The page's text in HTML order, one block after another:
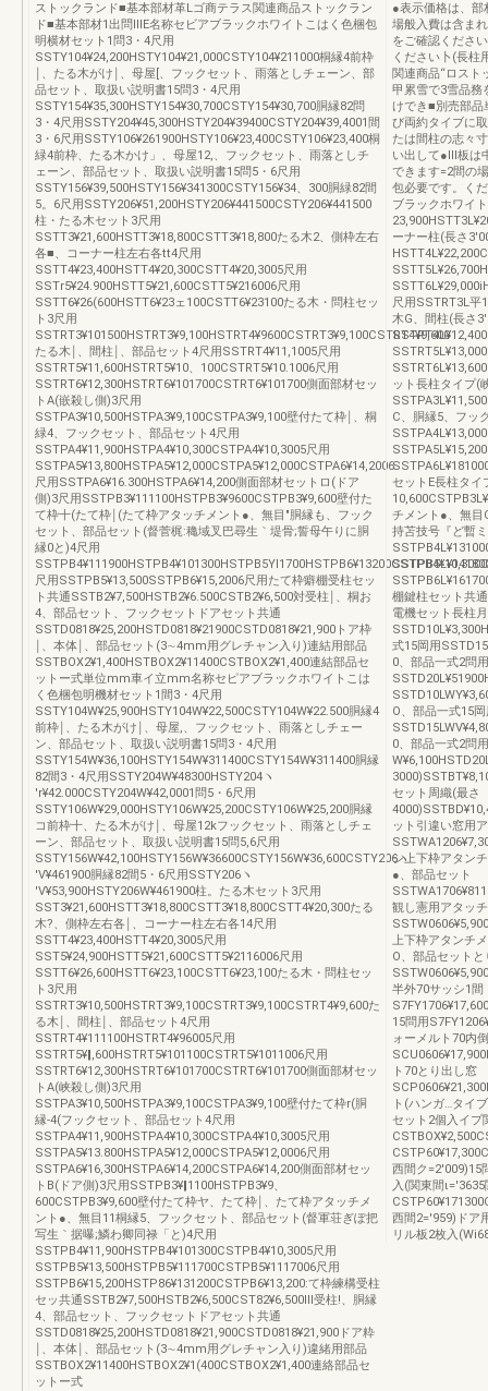
ストックランド■基本部材革Lゴ商テラス関連商品ストックラン
ド■基本部材1出問lllE名称セビアブラックホワイトこはく色梱包
明横材セット1問3・4尺用
SSTY104¥24,200HSTY104¥21,000CSTY104¥211000桐縁4前枠
￨、たる木がけ￨、母屋[、フックセット、雨落としチェーン、部
品セット、取扱い説明書15問3・4尺用
SSTY154¥35,300HSTY154¥30,700CSTY154¥30,700胴縁82問
3・4尺用SSTY204¥45,300HSTY204¥39400CSTY204¥39,4001間
3・6尺用SSTY106¥261900HSTY106¥23,400CSTY106¥23,400桐
緑4前枠、たる木かけ」、母屋12,、フックセット、雨落としチ
ェーン、部品セット、取扱い説明書15問5・6尺用
SSTY156¥39,500HSTY156¥341300CSTY156¥34、300胴緑82間
5。6尺用SSTY206¥51,200HSTY206¥441500CSTY206¥441500
柱・たる木セット3尺用
SSTT3¥21,600HSTT3¥18,800CSTT3¥18,800たる木2、側枠左右
各■、コーナー柱左右各tt4尺用
SSTT4¥23,400HSTT4¥20,300CSTT4¥20,3005尺用
SSTr5¥24.900HSTT5¥21,600CSTT5¥216006尺用
SSTT6¥26(600HSTT6¥23ェ100CSTT6¥23100たる木・問柱セッ
ト3尺用
SSTRT3¥101500HSTRT3¥9,100HSTRT4¥9600CSTRT3¥9,100CSTRT4¥9,600
たる木￨、間柱￨、部品セット4尺用SSTRT4¥11,1005尺用
SSTRT5¥11,600HSTRT5¥10、100CSTRT5¥10.1006尺用
SSTRT6¥12,300HSTRT6¥101700CSTRT6¥101700側面部材セッ
トA(嵌殺し側)3尺用
SSTPA3¥10,500HSTPA3¥9,100CSTPA3¥9,100壁付たて枠￨、桐
緑4、フックセット、部品セット4尺用
SSTPA4¥11,900HSTPA4¥10,300CSTPA4¥10,3005尺用
SSTPA5¥13,800HSTPA5¥12,000CSTPA5¥12,000CSTPA6¥14,2006
尺用SSTPA6¥16.300HSTPA6¥14,200側面部材セットロ(ドア
側)3尺用SSTPB3¥111100HSTPB3¥9600CSTPB3¥9,600壁付た
て枠十(たて枠￨(たて枠アタッチメント●、無目"胴縁も、フック
セット、部品セット(督菅梶:穐域叉巴尋生｀堤骨;誓母午りに胴
縁0と)4尺用
尺用SSTPB5¥13,500SSTPB6¥15,2006尺用たて枠癖棚受柱セッ
ト共通SSTB2¥7,500HSTB2¥6.500CSTB2¥6,500対受柱￨、桐お
4、部品セット、フックセットドアセット共通
SSTD0818¥25,200HSTD0818¥21900CSTD0818¥21,900トア枠
￨、本体￨、部品セット(3∼4mm用グレチャン入り)連結用部品
SSTBOX2¥1,400HSTBOX2¥11400CSTBOX2¥1,400連結部品セ
ットー式単位mm車イ立mm名称セピアブラックホワイトこは
く色梱包明機材セット1間3・4尺用
SSTY104W¥25,900HSTY104W¥22,500CSTY104W¥22.500胴縁4
前枠￨、たる木がけ￨、母屋,、フックセット、雨落としチェー
ン、部品セット、取扱い説明書15問3・4尺用
SSTY154W¥36,100HSTY154W¥311400CSTY154W¥311400胴縁
82間3・4尺用SSTY204W¥48300HSTY204ヽ
′r¥42.000CSTY204W¥42,0001問5・6尺用
SSTY106W¥29,000HSTY106W¥25,200CSTY106W¥25,200胴縁
コ前枠十、たる木がけ￨、母屋12kフックセット、雨落としチェ
ーン、部品セット、取扱い説明書15問5,6尺用
SSTY156W¥42,100HSTY156W¥36600CSTY156W¥36,600CSTY206ヽ
′V¥461900胴縁82間5・6尺用SSTY206ヽ
′V¥53,900HSTY206W¥461900柱。たる木セット3尺用
SST3¥21,600HSTT3¥18,800CSTT3¥18,800CSTT4¥20,300たる
木?、側枠左右各￨、コーナー柱左右各14尺用
SSTT4¥23,400HSTT4¥20,3005尺用
SST5¥24,900HSTT5¥21,600CSTT5¥2116006尺用
SSTT6¥26,600HSTT6¥23,100CSTT6¥23,100たる木・問柱セッ
ト3尺用
SSTRT3¥10,500HSTRT3¥9,100CSTRT3¥9,100CSTRT4¥9,600た
る木￨、間柱￨、部品セット4尺用
SSTRT4¥111100HSTRT4¥96005尺用
SSTRT5¥‖,600HSTRT5¥101100CSTRT5¥1011006尺用
SSTRT6¥12,300HSTRT6¥101700CSTRT6¥101700側面部材セッ
トA(峡殺し側)3尺用
SSTPA3¥10,500HSTPA3¥9,100CSTPA3¥9,100壁付たて枠r(胴
縁-4(フックセット、部品セット4尺用
SSTPA4¥11,900HSTPA4¥10,300CSTPA4¥10,3005尺用
SSTPA5¥13.800HSTPA5¥12,000CSTPA5¥12,0006尺用
SSTPA6¥16,300HSTPA6¥14,200CSTPA6¥14,200側面部材セッ
トB(ドア側)3尺用SSTPB3¥‖1100HSTPB3¥9、
600CSTPB3¥9,600壁付たて枠ヤ、たて枠￨、たて枠アタッチメ
ント●、無目11桐縁5、フックセット、部品セット(督軍荘ぎぽ把
写生｀据曝;鱗わ卿同禄「と)4尺用
SSTPB4¥11,900HSTPB4¥101300CSTPB4¥10,3005尺用
SSTPB5¥13,500HSTPB5¥111700CSTPB5¥1117006尺用
SSTPB6¥15,200HSTP86¥131200CSTPB6¥13,200:て枠練構受柱
セッ共通SSTB2¥7,500HSTB2¥6,500CST82¥6,500lll受柱!、胴縁
4、部品セット、フックセットドアセット共通
SSTD0818¥25,200HSTD0818¥21,900CSTD0818¥21,900ドア粋
￨、本体￨、部品セット(3∼4mm用グレチャン入り)違緒用部品
SSTBOX2¥11400HSTBOX2¥1(400CSTBOX2¥1,400連絡部品セ
ットー式
●表示価格は、部
場般入費は含ま
をご確認くださ
ください卜(長柱
関連商品“ロスト
甲累雪で3雪品務
けでき■別売部
び両約タイブに
たは間柱の志々
い出して●lll板は
できます=2間の
包必要です。く
ブラックホワイ
ーナー柱(長さ
尺用SSTRT3L平
木G、間柱(長さ
ット長柱タイプ(
C、胴縁5、フッ
セットE長柱タ
チメント●、無目
持苫技号『ど暫
棚鍵柱セット共
電機セット長柱
式15岡用
0、部品一式2問用
O、部品一式15
0、部品一式2問
セット周織(最さ
ット引違い窓用
シ上下枠アタン
●、部品セット
観し憲用アタッ
上下枠アタンチ
O、部品セット
半外70サッシ1間
15問用
ォーメルト70内
ト70とり出し窓
ト(ハンガ…タイ
セット2個入イプ
西間ク
入(関東間
西間2=′959)ドア
リル板2枚入